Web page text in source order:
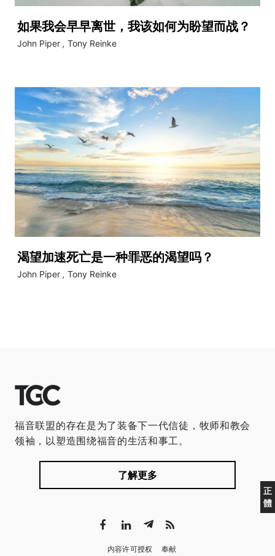
如果我会早早离世，我该如何为盼望而战？
John Piper , Tony Reinke
渴望加速死亡是一种罪恶的渴望吗？
John Piper , Tony Reinke
正
體
福音联盟的存在是为了装备下一代信徒，牧师和教会
领袖，以塑造围绕福音的生活和事工。
了解更多
内容许可授权 奉献